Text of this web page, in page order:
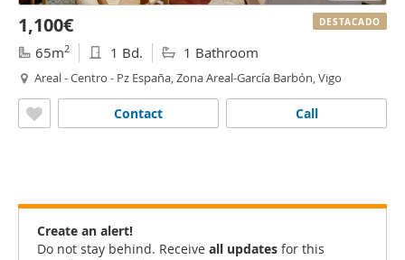
1,100€
65m2 1 Bd. 1 Bathroom
Areal - Centro - Pz España, Zona Areal-García Barbón, Vigo
Call
Contact
DESTACADO
Create an alert!
Do not stay behind. Receive all updates for this